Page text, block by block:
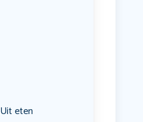
Uit eten